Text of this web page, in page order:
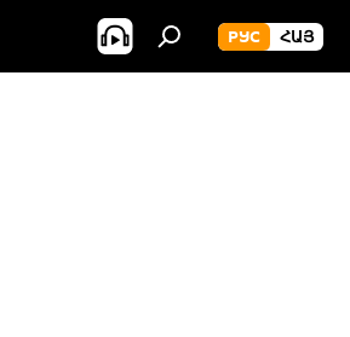
РУС ՀԱՅ